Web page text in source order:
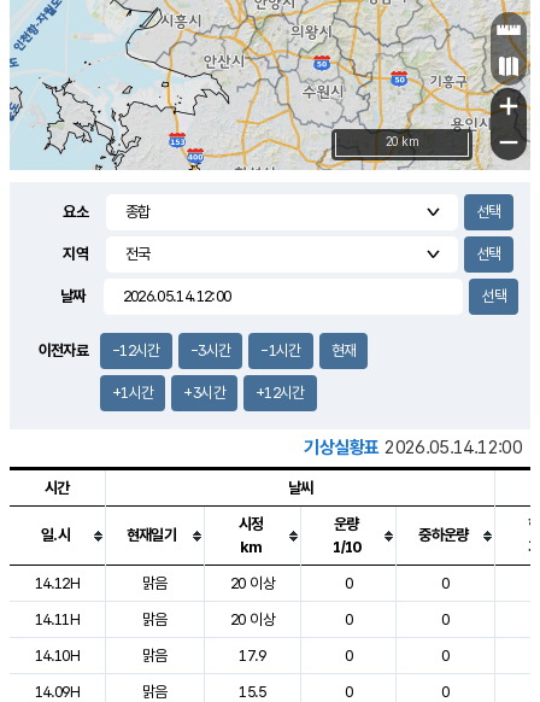
+
−
20 km
요소
지역
날짜
이전자료 -12시간 -3시간 -1시간 현재
+1시간 +3시간 +12시간
기상실황표 2026.05.14.12:00
도시별 기상실황표로 지점, 날씨, 기온, 강수, 바람, 기압등을 안내한 표입
시간 날씨
일.시 현재일기
시정
km
운량
1/10
중하운량
14.12H
맑음 20 이상 0 0
14.11H
맑음 20 이상 0 0
14.10H
맑음 17.9 0 0
14.09H
맑음 15.5 0 0